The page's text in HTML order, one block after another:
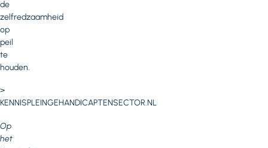
de
zelfredzaamheid
op
peil
te
houden.
>
KENNISPLEINGEHANDICAPTENSECTOR.NL
Op
het